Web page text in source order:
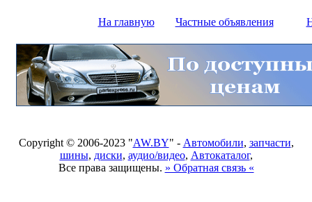
На главную Частные объявления
Copyright © 2006-2023 "AW.BY" - Автомобили, запчасти,
шины, диски, аудио/видео, Автокаталог,
Все права защищены. » Обратная связь «